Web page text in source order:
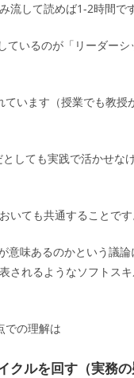
流して読めば1-2時間で
いるのが「リーダーシ
います（授業でも教授
しても実践で活かせな
いても共通することです
意味あるのかという議
されるようなソフトス
での理解は
ルを回す（実務